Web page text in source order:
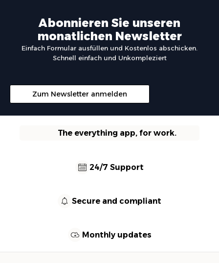
Abonnieren Sie unseren
monatlichen Newsletter
Einfach Formular ausfüllen und Kostenlos abschicken.
Schnell einfach und Unkompleziert
Zum Newsletter anmelden
The everything app, for work.
24/7 Support
Secure and compliant
Monthly updates